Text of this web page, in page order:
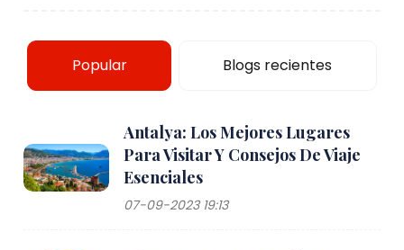
Popular Blogs recientes
Antalya: Los Mejores Lugares
Para Visitar Y Consejos De Viaje
Esenciales
07-09-2023 19:13